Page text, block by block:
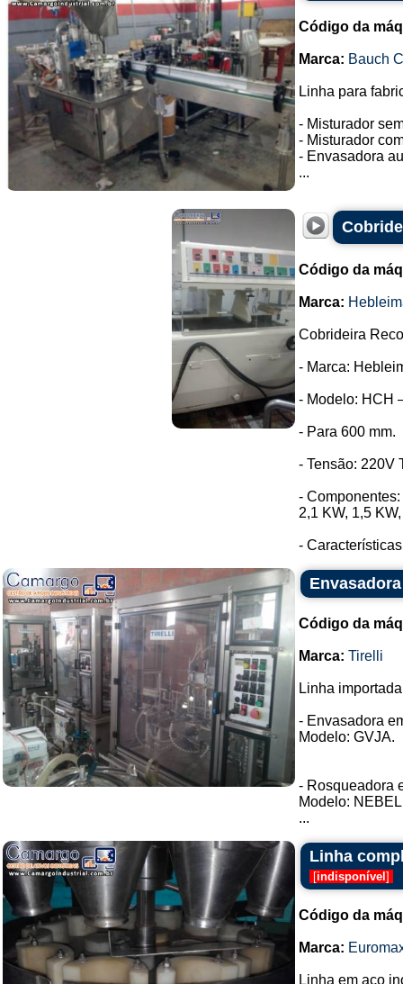
Código da
Marca: Bauch
Linha para
- Misturador
- Misturador
- Envasadora
...
Código da
Marca:
Cobrideira
- Marca:
- Modelo: HCH
- Para 600 mm.
- Tensão: 220V
-
2,1 KW, 1,5
-
Código da
Marca: Tirelli
Linha
- Envasadora
Modelo: GVJA.
- Rosqueadora
Modelo: NEBEL
...
Linha
[indisponível ]
Código da
Marca:
Linha em aço